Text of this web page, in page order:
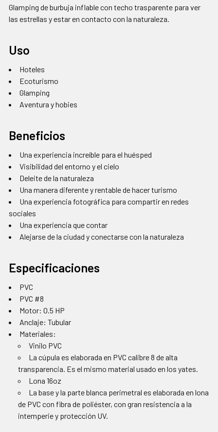
TODO
AL CARRITO
Glamping de burbuja inflable con techo trasparente para ver
las estrellas y estar en contacto con la naturaleza.
Uso
Hoteles
Ecoturismo
Glamping
Aventura y hobies
Beneficios
Una experiencia increíble para el huésped
Visibilidad del entorno y el cielo
Deleite de la naturaleza
Una manera diferente y rentable de hacer turismo
Una experiencia fotográfica para compartir en redes
sociales
Una experiencia que contar
Alejarse de la ciudad y conectarse con la naturaleza
Especificaciones
PVC
PVC #8
Motor: 0.5 HP
Anclaje: Tubular
Materiales:
Vinilo PVC
La cúpula es elaborada en PVC calibre 8 de alta
transparencia. Es el mismo material usado en los yates.
Lona 16oz
La base y la parte blanca perimetral es elaborada en lona
de PVC con fibra de poliéster, con gran resistencia a la
intemperie y protección UV.